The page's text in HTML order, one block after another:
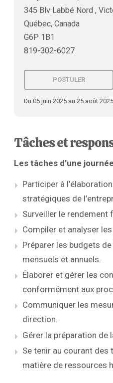
345 Blv Labbé Nord ,
Québec, Canada
G6P 1B1
819-302-6027
POSTULER
Du 05 juin 2025 au 25 août
Tâches et
Les tâches d’une
Participer à
stratégiques de
Surveiller le rendement
Compiler et analyser
Préparer les budgets
mensuels et annuels.
Élaborer et gérer les
conformément aux
Communiquer les
direction.
Gérer la préparation de
Se tenir au courant des
matière de ressources